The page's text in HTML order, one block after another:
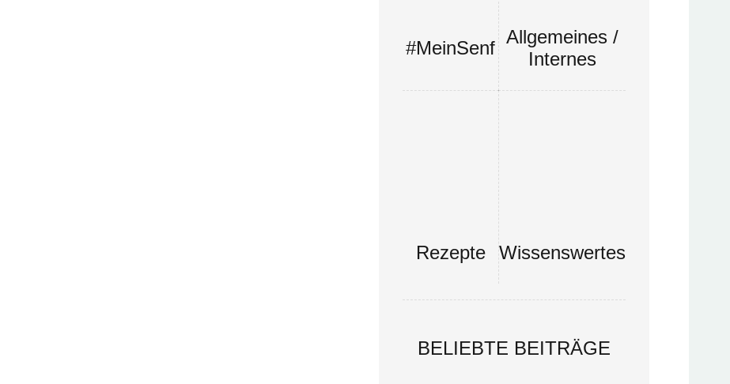
#MeinSenf
Allgemeines /
Internes
Rezepte Wissenswertes
BELIEBTE BEITRÄGE